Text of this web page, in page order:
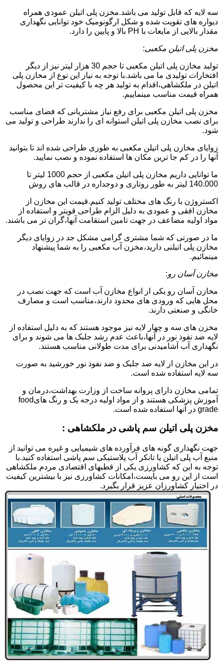
سه لایه که قابل تولید می باشد.مخزن پلی اتیلن عمودی همراه
دیواره های تقویت شده و شکل ارگونومیک خود توانایی نگهداری
مقدار بالایی از مایعات با PH بالا و پایین را دارد.
مخزن پلی اتیلن مکعبی:
تولید مخازن پلی اتیلن مکعبی تا حجم 30 هزار لیتر نیز از دیگر
افتخارات تولیدی ما می باشد.با توجه به نیاز این نوع از مخازن پلی
اتیلن در ملکشاهی،اقدام به تولید هر چه با کیفیت تر این محصول
همراه قیمت مناسب مینماییم.
مخزن پلی اتیلن مکعبی برای رفع نیاز مشتریانی که فضای مناسب
برای نصب مخازن پلی اتیلن استوانه ای را ندارند طراحی و تولید می
شود.
زوایای مخازن پلی اتیلن مکعبی به طوری طراحی شده اند تا بتوانید
آنها را در کم جا ترین مکان ها استفاده نموده و نصب نمایید.
ما توانایی داریم مخازن پلی اتیلن مکعبی از حجم 1000 لیتر تا
140.000 لیتر به طور روتاری و دوجداره در قالب های روش
اکستروژن با رنگ های مختلف تولید کنیم.قیمت این مخازن از
مخازن افقی و عمودی به دلیل الزام طراحی قویتر و استفاده از
مواد اولیه مضاعف در جهت تامین استقامت آنها،گران تر می باشند.
ما در صورتی که شما مشتری گرامی مشکل جد در زوایای دیگر
مخازن پلی اتیلنی دارید،مخزن آب مکعبی را به شما پیشنهاد
مینمائیم.
مخازن آسان رو:
مخازن آسان رو یکی از انواع مخازن آب است که جهت نصب در
محل هایی که ورودی های محدود دارند،مناسب است و مصارف
خانگی و صنعتی دارند.
مخزن های سه و چهار لایه نیز موجود هستند که به دلیل استفاده از
لایه ضد نفوذ نور در آنها،باعث عدم رشد جلبک ها می شوند و برای
نگهداری آب آشامیدنی برای مدت طولانی مناسب هستند.
در این مخازن از لایه ضد جلبک و ضد نفوذ نور خورشید به صورت
سه لایه استفاده شده است.
تمامی مخازن دارای پروانه ساخت از وزارت بهداشت،درمان و
آموزش پزشکی هستند و از مواد اولیه درجه یک و رنگ هایfood
grade در آنها استفاده شده است.
مخزن پلی اتیلن سم پاشی در ملکشاهی :
جهت نگهداری گونه های فرآورده های شیمیایی و غیره می توانید از
منبع آب پلی اتیلن یا تانکر آب پلاستیکی سم پاشی استفاده کنید.با
توجه به این که کشاورزی یکی از قطبهای اقتصادی مردم ملکشاهی
است از این رو می بایست،امکانات کشاورزی نیز با بیشترین کیفیت
در اختیار کشاورزان عزیز قرار بگیرد.